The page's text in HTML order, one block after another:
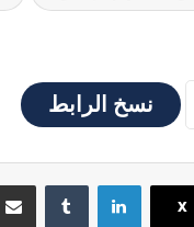
نسخ الرابط
X
لينكدإن‏Tumblr